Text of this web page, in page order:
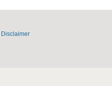
Disclaimer